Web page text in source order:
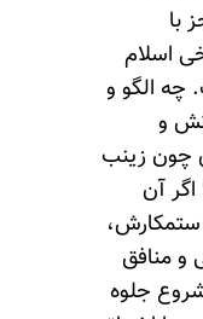
با
اسلام
چه الگو و
و
چون زینب
آن
ستمکارش،
و منافق
جلوه